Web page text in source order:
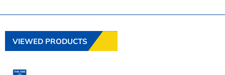
VIEWED PRODUCTS